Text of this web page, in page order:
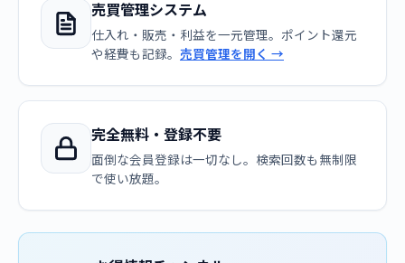
売買管理システム
仕入れ・販売・利益を一元管理。ポイント還元
や経費も記録。 売買管理を開く →
完全無料・登録不要
面倒な会員登録は一切なし。検索回数も無制限
で使い放題。